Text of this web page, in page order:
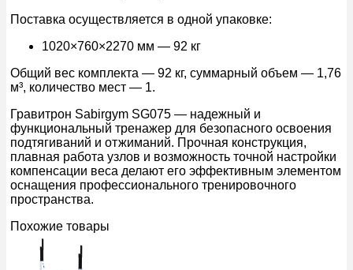
Поставка осуществляется в одной упаковке:
1020×760×2270 мм — 92 кг
Общий вес комплекта — 92 кг, суммарный объем — 1,76
м³, количество мест — 1.
Гравитрон Sabirgym SG075 — надежный и
функциональный тренажер для безопасного освоения
подтягиваний и отжиманий. Прочная конструкция,
плавная работа узлов и возможность точной настройки
компенсации веса делают его эффективным элементом
оснащения профессионального тренировочного
пространства.
Похожие товары